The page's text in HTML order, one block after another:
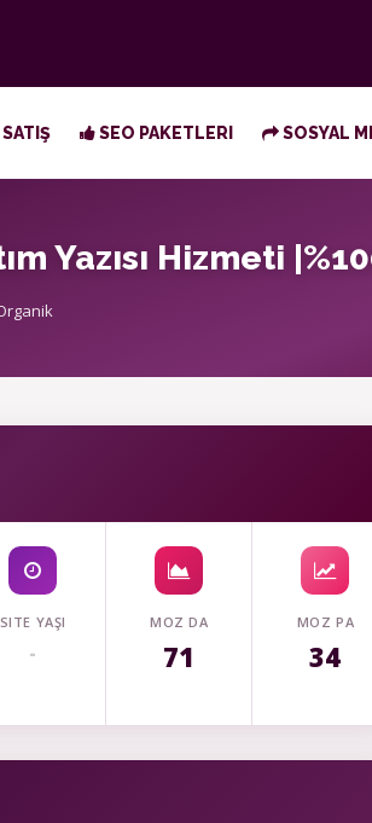
SEO PAKETLERI SOSYAL
Yazısı Hizmeti
SITE YAŞI
-
MOZ DA
71
MOZ PA
34